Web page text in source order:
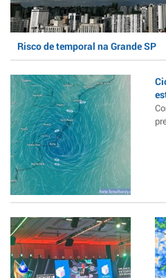
Risco de temporal na Grande SP